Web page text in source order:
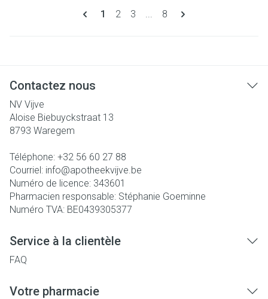
Pages
Vous lisez actuellement la page
1 Page
2 Page
3 ... Page
8
Contactez nous
NV Vijve
Aloise Biebuyckstraat 13
8793 Waregem
Téléphone: +32 56 60 27 88
Courriel: info@apotheekvijve.be
Numéro de licence: 343601
Pharmacien responsable: Stéphanie Goeminne
Numéro TVA: BE0439305377
Service à la clientèle
FAQ
Votre pharmacie